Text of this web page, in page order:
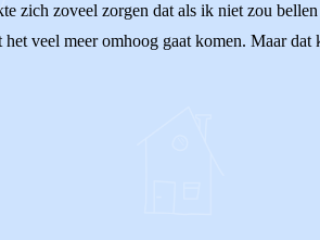
zich zoveel zorgen dat als ik niet zou
veel meer omhoog gaat komen. Maar dat